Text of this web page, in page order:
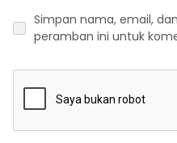
Simpan nama, email,
peramban ini untuk